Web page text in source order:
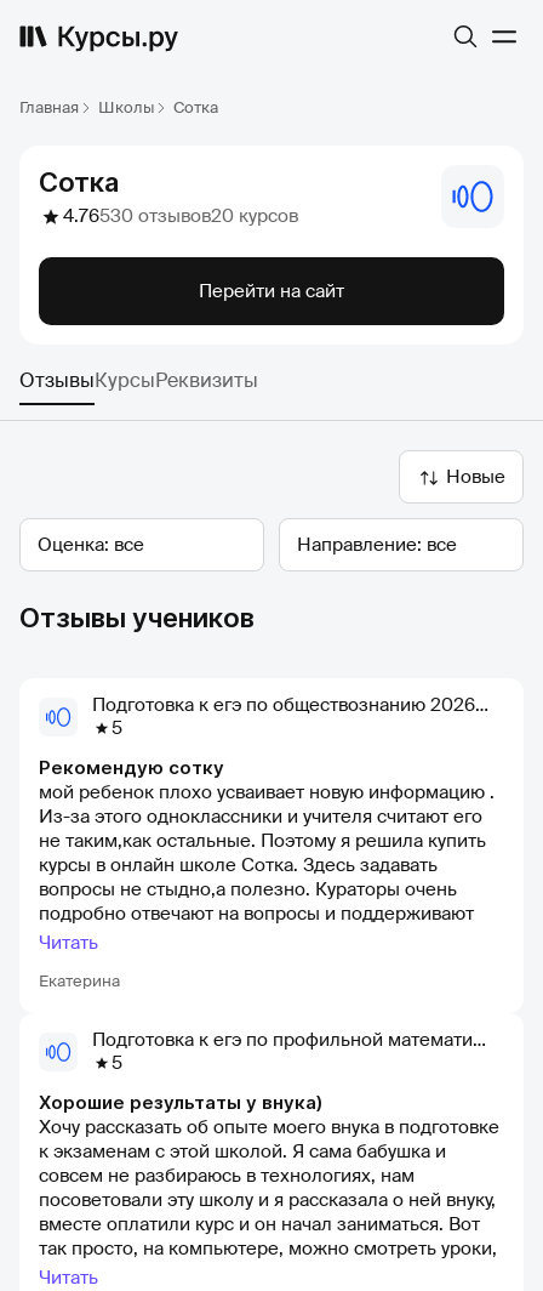
Главная Школы Сотка
Сотка
4.76530 отзывов20 курсов
Перейти на сайт
ОтзывыКурсыРеквизиты
Новые
Оценка Направление
Отзывы учеников
Подготовка к егэ по обществознанию 2026 — онлайн-школа сотка
5
Екатерина
Рекомендую сотку
мой ребенок плохо усваивает новую информацию .
Из-за этого одноклассники и учителя считают его
не таким,как остальные. Поэтому я решила купить
курсы в онлайн школе Сотка. Здесь задавать
вопросы не стыдно,а полезно. Кураторы очень
подробно отвечают на вопросы и поддерживают
учеников. Еще мне понравилось то,что вебинары
Рекомендую данную ОШ
Читать
Подготовка к егэ по профильной математике 2026 — онлайн-школа сотка
5
Хорошие результаты у внука)
Хочу рассказать об опыте моего внука в подготовке
к экзаменам с этой школой. Я сама бабушка и
совсем не разбираюсь в технологиях, нам
посоветовали эту школу и я рассказала о ней внуку,
вместе оплатили курс и он начал заниматься. Вот
так просто, на компьютере, можно смотреть уроки,
задавать вопросы учителям, получать помощь в ту
Читать